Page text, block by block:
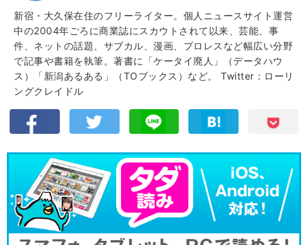
新宿・大久保在住のフリーライター。個人ニュースサイト運営
中の2004年ごろに商業誌にスカウトされて以来、芸能、事
件、ネットの話題、サブカル、漫画、プロレスなど幅広い分野
で記事や書籍を執筆。著書に「ケータイ廃人」（データハウ
ス）「新潟あるある」（TOブックス）など。 Twitter：ローリ
ングクレイドル